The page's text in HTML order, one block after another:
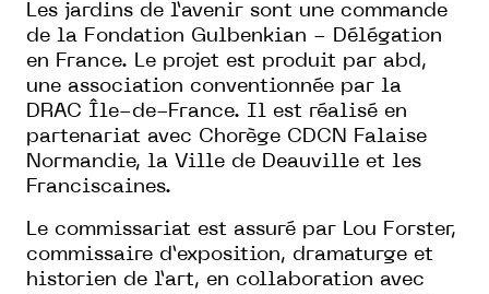
Les jardins de l’avenir sont une commande
de la Fondation Gulbenkian - Délégation
en France. Le projet est produit par abd,
une association conventionnée par la
DRAC Île-de-France. Il est réalisé en
partenariat avec Chorège CDCN Falaise
Normandie, la Ville de Deauville et les
Franciscaines.
Le commissariat est assuré par Lou Forster,
commissaire d’exposition, dramaturge et
historien de l’art, en collaboration avec